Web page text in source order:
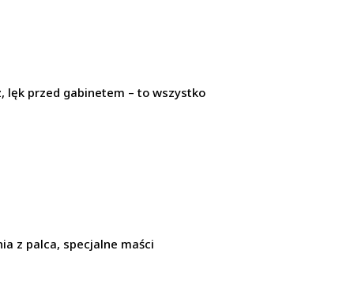
lęk przed gabinetem – to wszystko
z palca, specjalne maści